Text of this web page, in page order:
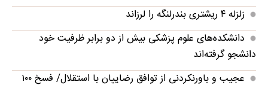
زلزله ۴ ریشتری بندرلنگه را لرزاند
دانشکده‌های علوم پزشکی بیش از دو برابر ظرفیت خود
دانشجو گرفته‌اند
عجیب و باورنکردنی از توافق رضاییان با استقلال/ فسخ ۱۰۰